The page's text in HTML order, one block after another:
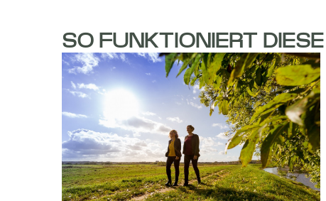
SO FUNKTIONIERT